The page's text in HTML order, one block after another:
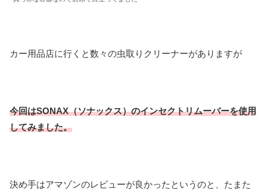
カー用品店に行くと数々の虫取りクリーナーがありますが
今回はSONAX（ソナックス）のインセクトリムーバーを使用
してみました。
決め手はアマゾンのレビューが良かったというのと、たまた